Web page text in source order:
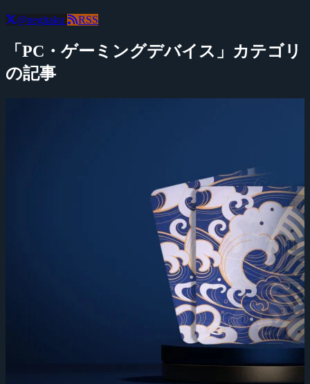
@negitaku RSS
「PC・ゲーミングデバイス」カテゴリ
の記事